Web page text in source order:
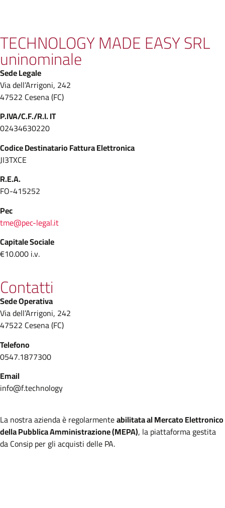
TECHNOLOGY MADE EASY SRL
uninominale
Sede Legale
Via dell’Arrigoni, 242
47522 Cesena (FC)
P.IVA/C.F./R.I. IT
02434630220
Codice Destinatario Fattura Elettronica
JI3TXCE
R.E.A.
FO-415252
Pec
tme@pec-legal.it
Capitale Sociale
€10.000 i.v.
Contatti
Sede Operativa
Via dell’Arrigoni, 242
47522 Cesena (FC)
Telefono
0547.1877300
Email
info@f.technology
La nostra azienda è regolarmenteabilitata al Mercato Elettronico
della Pubblica Amministrazione (MEPA), la piattaforma gestita
da Consip per gli acquisti delle PA.